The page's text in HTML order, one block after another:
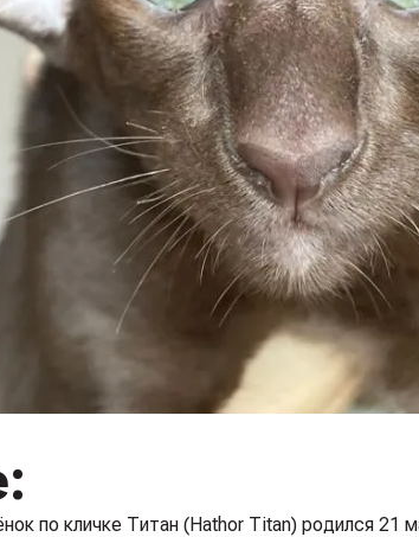
по кличке Титан (Hathor Titan) родился 21